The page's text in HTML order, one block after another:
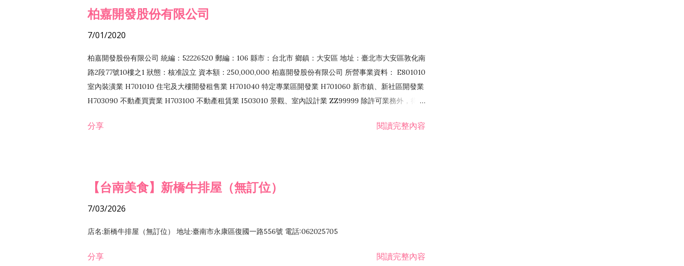
柏嘉開發股份有限公司
7/01/2020
柏嘉開發股份有限公司 統編：52226520 郵編：106 縣市：台北市 鄉鎮：大安區 地址：臺北市大安區敦化南
路2段77號10樓之1 狀態：核准設立 資本額：250,000,000 柏嘉開發股份有限公司 所營事業資料： E801010
室內裝潢業 H701010 住宅及大樓開發租售業 H701040 特定專業區開發業 H701060 新市鎮、新社區開發業
H703090 不動產買賣業 H703100 不動產租賃業 I503010 景觀、室內設計業 ZZ99999 除許可業務外，得經
分享 閱讀完整內容
【台南美食】新橋牛排屋（無訂位）
7/03/2026
店名:新橋牛排屋（無訂位） 地址:臺南市永康區復國一路556號 電話:062025705
分享 閱讀完整內容